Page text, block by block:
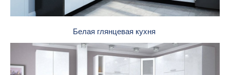
Белая глянцевая кухня